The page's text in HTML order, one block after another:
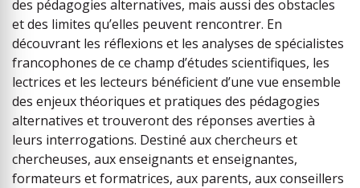
des pédagogies alternatives, mais aussi des obstacles
et des limites qu’elles peuvent rencontrer. En
découvrant les réflexions et les analyses de spécialistes
francophones de ce champ d’études scientifiques, les
lectrices et les lecteurs bénéficient d’une vue ensemble
des enjeux théoriques et pratiques des pédagogies
alternatives et trouveront des réponses averties à
leurs interrogations. Destiné aux chercheurs et
chercheuses, aux enseignants et enseignantes,
formateurs et formatrices, aux parents, aux conseillers